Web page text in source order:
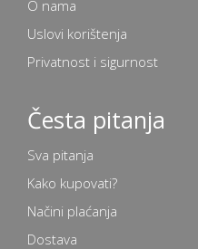
O nama
Uslovi korištenja
Privatnost i sigurnost
Česta pitanja
Sva pitanja
Kako kupovati?
Načini plaćanja
Dostava